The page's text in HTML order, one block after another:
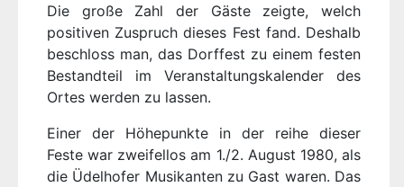
Die große Zahl der Gäste zeigte, welch
positiven Zuspruch dieses Fest fand. Deshalb
beschloss man, das Dorffest zu einem festen
Bestandteil im Veranstaltungskalender des
Ortes werden zu lassen.
Einer der Höhepunkte in der reihe dieser
Feste war zweifellos am 1./2. August 1980, als
die Üdelhofer Musikanten zu Gast waren. Das